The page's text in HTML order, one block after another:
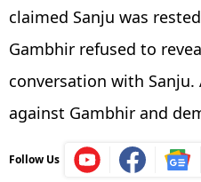
claimed Sanju was
Gambhir refused to
conversation with
against Gambhir and
Follow Us